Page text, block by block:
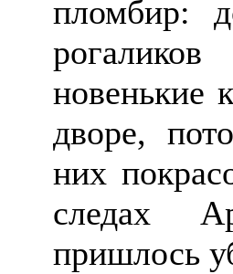
пломбир:
новенькие
дворе,
них
следах
пришлось